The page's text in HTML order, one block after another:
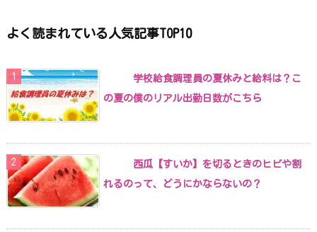
よく読まれている人気記事TOP10
学校給食調理員の夏休みと給料は？こ
の夏の僕のリアル出勤日数がこちら
西瓜【すいか】を切るときのヒビや割
れるのって、どうにかならないの？